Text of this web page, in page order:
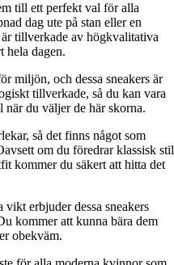
till ett perfekt val för alla
dag ute på stan eller en
tillverkade av högkvalitativa
hela dagen.
miljön, och dessa sneakers är
tillverkade, så du kan vara
du väljer de här skorna.
så det finns något som
om du föredrar klassisk stil
kommer du säkert att hitta det
erbjuder dessa sneakers
kommer att kunna bära dem
obekväm.